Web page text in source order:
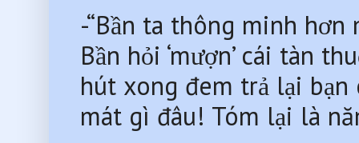
-“Bần ta thông minh
Bần hỏi ‘mượn’ cái tàn
hút xong đem trả lại bạn
mát gì đâu! Tóm lại là